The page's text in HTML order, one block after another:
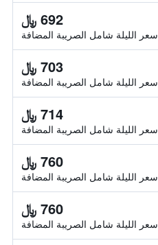
692 ﷼
سعر الليلة شامل الصريبة المضافة
703 ﷼
سعر الليلة شامل الصريبة المضافة
714 ﷼
سعر الليلة شامل الصريبة المضافة
760 ﷼
سعر الليلة شامل الصريبة المضافة
760 ﷼
سعر الليلة شامل الصريبة المضافة